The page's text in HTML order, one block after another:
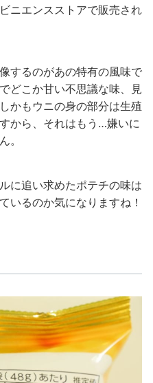
ニエンスストアで販売され
するのがあの特有の風味で
どこか甘い不思議な味、見
かもウニの身の部分は生殖
から、それはもう…嫌いに
。
に追い求めたポテチの味は
いるのか気になりますね！